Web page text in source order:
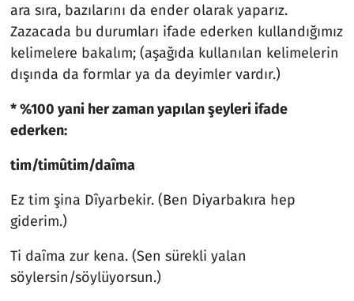
ara sıra, bazılarını da ender olarak yaparız.
Zazacada bu durumları ifade ederken kullandığımız
kelimelere bakalım; (aşağıda kullanılan kelimelerin
dışında da formlar ya da deyimler vardır.)
* %100 yani her zaman yapılan şeyleri ifade
ederken:
tim/timûtim/daîma
Ez tim şina Dîyarbekir. (Ben Diyarbakıra hep
giderim.)
Ti daîma zur kena. (Sen sürekli yalan
söylersin/söylüyorsun.)